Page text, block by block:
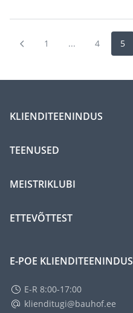
1 ... 4 5
KLIENDITEENINDUS
TEENUSED
MEISTRIKLUBI
ETTEVÕTTEST
E-POE KLIENDITEENINDUS
E-R 8:00-17:00
klienditugi@bauhof.ee